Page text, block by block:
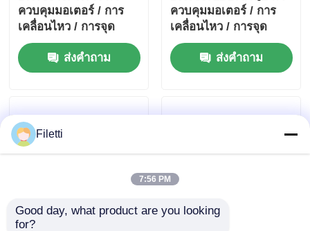
ควบคุมมอเตอร์ / การ
เคลื่อนไหว / การจุด
ระเบิด และไดรเวอร์ 5A
สำหรับมอเตอร์ DC แบบ
มีแปรงถ่าน
ส่งคำถาม
ควบคุมมอเตอร์ / การ
เคลื่อนไหว / การจุด
ระเบิด และไดรเวอร์
มอเตอร์ DC แบบแปรง
3.6A พร้อมรายงานข้อ
ส่งคำถาม
Filetti
7:56 PM
Good day, what product are you looking
for?